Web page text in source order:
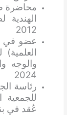
2012
عضو في
2024
رئاسة
عُقد في